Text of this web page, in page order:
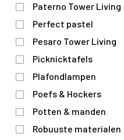
Paterno Tower Living
Perfect pastel
Pesaro Tower Living
Picknicktafels
Plafondlampen
Poefs & Hockers
Potten & manden
Robuuste materialen